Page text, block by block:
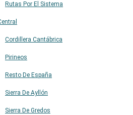
Rutas Por El Sistema
Cordillera Cantábrica
Pirineos
Resto De España
Sierra De Ayllón
Sierra De Gredos